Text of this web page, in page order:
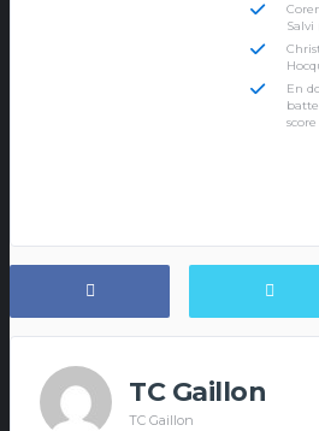
Salvi
En
score
TC Gaillon
TC Gaillon